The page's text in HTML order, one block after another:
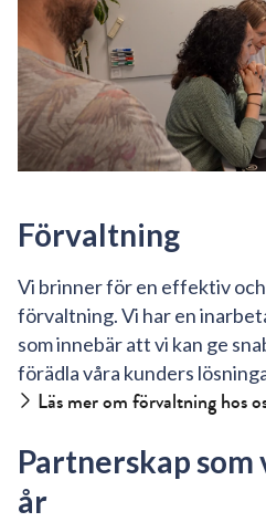
Förvaltning
Vi brinner för en effektiv
förvaltning. Vi har en
som innebär att vi kan ge
förädla våra kunders
Läs mer om förvaltning hos
Partnerskap
år